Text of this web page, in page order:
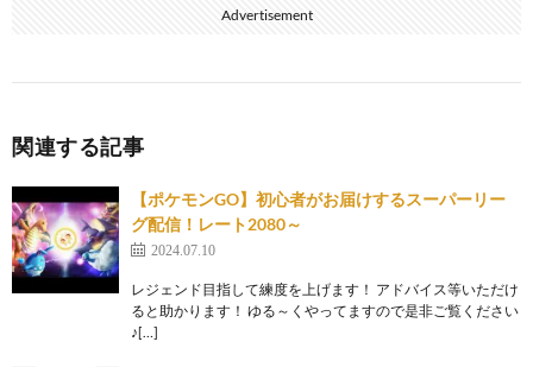
Advertisement
関連する記事
【ポケモンGO】初心者がお届けするスーパーリー
グ配信！レート2080～
2024.07.10
レジェンド目指して練度を上げます！ アドバイス等いただけ
ると助かります！ ゆる～くやってますので是非ご覧ください
♪[…]